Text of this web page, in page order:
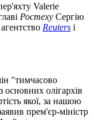
Valerie
Ростеху Сергію
Reuters і
"тимчасово
олігархів
якої, за нашою
прем'єр-міністр